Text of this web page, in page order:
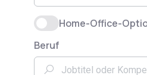
Home-Office-
Beruf